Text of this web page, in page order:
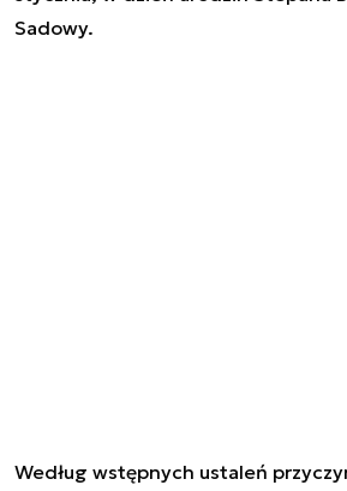
Sadowy.
Według wstępnych ustaleń